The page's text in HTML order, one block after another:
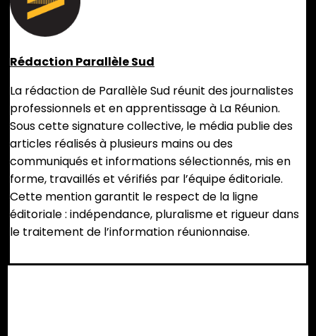
Rédaction Parallèle Sud
La rédaction de Parallèle Sud réunit des journalistes
professionnels et en apprentissage à La Réunion.
Sous cette signature collective, le média publie des
articles réalisés à plusieurs mains ou des
communiqués et informations sélectionnés, mis en
forme, travaillés et vérifiés par l’équipe éditoriale.
Cette mention garantit le respect de la ligne
éditoriale : indépendance, pluralisme et rigueur dans
le traitement de l’information réunionnaise.